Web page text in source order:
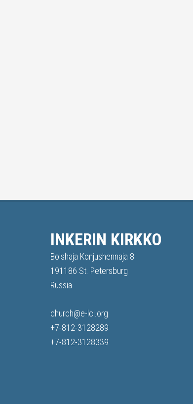
INKERIN KIRKKO
Bolshaja Konjushennaja 8
191186 St. Petersburg
Russia
church@e-lci.org
+7-812-3128289
+7-812-3128339